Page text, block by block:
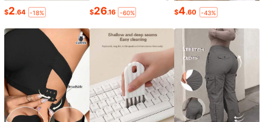
$2.64 -18% $26.16 -60% $4.60 -43%